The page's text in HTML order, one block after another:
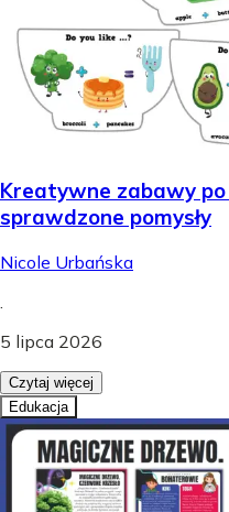
Kreatywne zabawy
sprawdzone pomysły
Nicole Urbańska
5 lipca 2026
Czytaj więcej
Edukacja